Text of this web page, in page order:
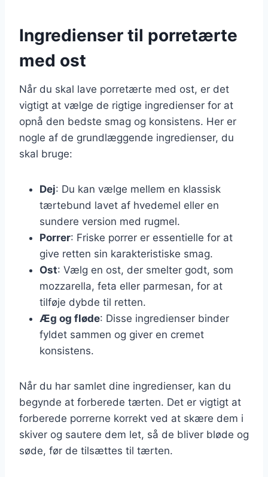
Ingredienser til porretærte
med ost
Når du skal lave porretærte med ost, er det
vigtigt at vælge de rigtige ingredienser for at
opnå den bedste smag og konsistens. Her er
nogle af de grundlæggende ingredienser, du
skal bruge:
Dej: Du kan vælge mellem en klassisk
tærtebund lavet af hvedemel eller en
sundere version med rugmel.
Porrer: Friske porrer er essentielle for at
give retten sin karakteristiske smag.
Ost: Vælg en ost, der smelter godt, som
mozzarella, feta eller parmesan, for at
tilføje dybde til retten.
Æg og fløde: Disse ingredienser binder
fyldet sammen og giver en cremet
konsistens.
Når du har samlet dine ingredienser, kan du
begynde at forberede tærten. Det er vigtigt at
forberede porrerne korrekt ved at skære dem i
skiver og sautere dem let, så de bliver bløde og
søde, før de tilsættes til tærten.